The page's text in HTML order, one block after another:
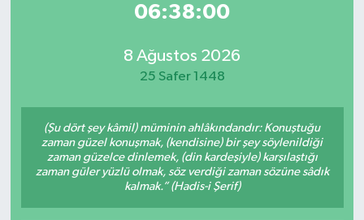
06:38:00
8 Ağustos 2026
25 Safer 1448
(Şu dört şey kâmil) müminin ahlâkındandır: Konuştuğu
zaman güzel konuşmak, (kendisine) bir şey söylenildiği
zaman güzelce dinlemek, (din kardeşiyle) karşılaştığı
zaman güler yüzlü olmak, söz verdiği zaman sözüne sâdık
kalmak.” (Hadis-i Şerif)
Süper Lig Puan Durumu ve Fikstür
Tüm Manşetler
Haber Arşivi